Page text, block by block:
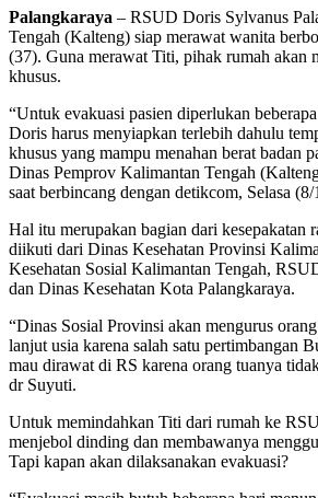
Palangkaraya – RSUD Doris Sylvanus
Tengah (Kalteng) siap merawat wanita
(37). Guna merawat Titi, pihak rumah akan
khusus.
“Untuk evakuasi pasien diperlukan
Doris harus menyiapkan terlebih dahulu
khusus yang mampu menahan berat badan
Dinas Pemprov Kalimantan Tengah
saat berbincang dengan detikcom, Selasa
Hal itu merupakan bagian dari kesepakatan
diikuti dari Dinas Kesehatan Provinsi
Kesehatan Sosial Kalimantan Tengah,
dan Dinas Kesehatan Kota Palangkaraya.
“Dinas Sosial Provinsi akan mengurus
lanjut usia karena salah satu pertimbangan
mau dirawat di RS karena orang tuanya
dr Suyuti.
Untuk memindahkan Titi dari rumah ke
menjebol dinding dan membawanya
Tapi kapan akan dilaksanakan evakuasi?